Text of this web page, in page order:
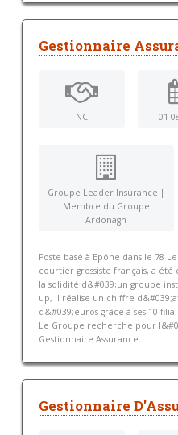
Gestionnaire
NC 01-
Groupe Leader Insurance |
Membre du Groupe
Ardonagh
Poste basé à Epône dans le 78
courtier grossiste français, a
la solidité d&#039;un groupe
up, il réalise un chiffre
d&#039;euros grâce à ses 10
Le Groupe recherche pour
Gestionnaire Assurance...
Gestionnaire